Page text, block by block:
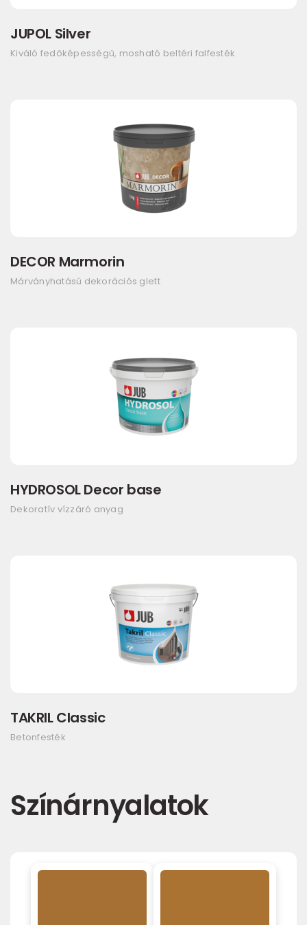
JUPOL Silver
Kiváló fedőképességű, mosható beltéri falfesték
DECOR Marmorin
Márványhatású dekorációs glett
HYDROSOL Decor base
Dekoratív vízzáró anyag
TAKRIL Classic
Betonfesték
Színárnyalatok